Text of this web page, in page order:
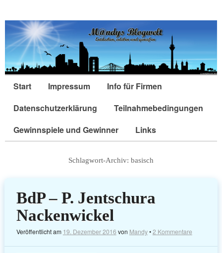
Start Impressum
Info für Firmen
Datenschutzerklärung
Teilnahmebedingungen
Gewinnspiele und Gewinner
Links
Schlagwort-Archiv: basisch
BdP – P. Jentschura
Nackenwickel
Veröffentlicht am 19. Dezember 2016 von Mandy•2 Kommentare